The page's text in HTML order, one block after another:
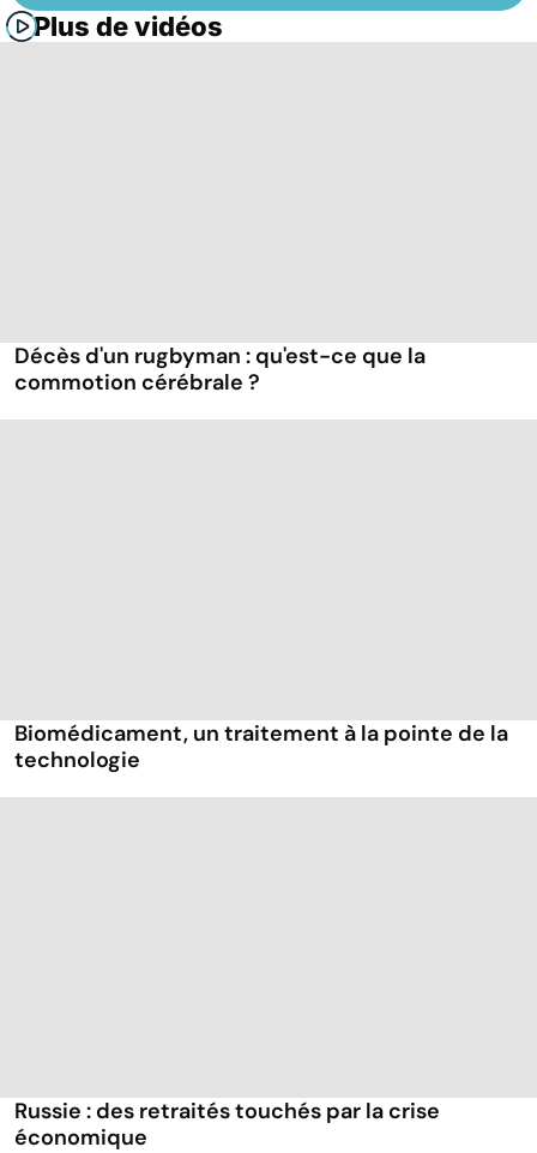
Plus de vidéos
Décès d'un rugbyman : qu'est-ce que la
commotion cérébrale ?
Biomédicament, un traitement à la pointe de la
technologie
Russie : des retraités touchés par la crise
économique